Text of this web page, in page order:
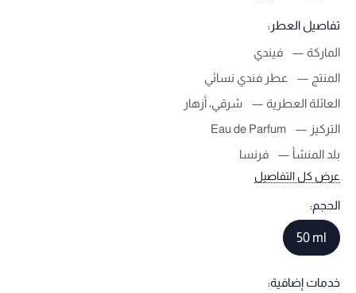
تفاصيل العطر:
الماركة
فيندي
المنتج
عطر فندي نسائي
العائلة العطرية
شرقي، أزهار
التركيز
Eau de Parfum
بلد المنشأ
فرنسا
عرض كل التفاصيل
الحجم:
50 ml
خدمات إضافية: